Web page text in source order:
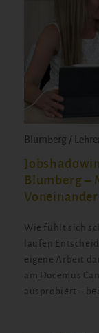
Blumberg /
Blumberg –
Wie fühlt sich
laufen
eigene Arbeit
am Docemus
ausprobiert –